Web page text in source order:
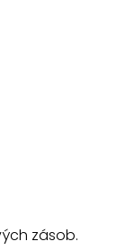
zásob.